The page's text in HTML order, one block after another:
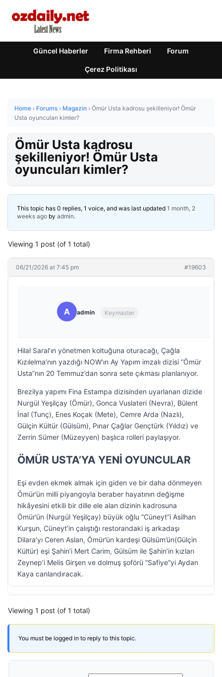
Güncel Haberler Firma Rehberi Forum
Çerez Politikası
Home › Forums › Magazin › Ömür Usta kadrosu şekilleniyor! Ömür
Usta oyuncuları kimler?
Ömür Usta kadrosu
şekilleniyor! Ömür Usta
oyuncuları kimler?
This topic has 0 replies, 1 voice, and was last updated 1 month, 2
weeks ago by admin.
Viewing 1 post (of 1 total)
06/21/2026 at 7:45 pm #19603
A admin Keymaster
Hilal Saral’ın yönetmen koltuğuna oturacağı, Çağla
Kızılelma’nın yazdığı NOW’ın Ay Yapım imzalı dizisi “Ömür
Usta”nın 20 Temmuz’dan sonra sete çıkması planlanıyor.
Brezilya yapımı Fina Estampa dizisinden uyarlanan dizide
Nurgül Yeşilçay (Ömür), Gonca Vuslateri (Nevra), Bülent
İnal (Tunç), Enes Koçak (Mete), Cemre Arda (Nazlı),
Gülçin Kültür (Gülsüm), Pınar Çağlar Gençtürk (Yıldız) ve
Zerrin Sümer (Müzeyyen) başlıca rolleri paylaşıyor.
ÖMÜR USTA’YA YENİ OYUNCULAR
Eşi evden ekmek almak için giden ve bir daha dönmeyen
Ömür’ün milli piyangoyla beraber hayatının değişme
hikâyesini etkili bir dille ele alan dizinin kadrosuna
Ömür’ün (Nurgül Yeşilçay) büyük oğlu “Cüneyt”i Asilhan
Kurşun, Cüneyt’in çalıştığı restorandaki iş arkadaşı
Dilara’yı Ceren Aslan, Ömür’ün kardeşi Gülsüm’ün(Gülçin
Kültür) eşi Şahin’i Mert Carim, Gülsüm ile Şahin’in kızları
Zeynep’i Melis Girşen ve dolmuş şoförü “Safiye”yi Aydan
Kaya canlandıracak.
Viewing 1 post (of 1 total)
You must be logged in to reply to this topic.